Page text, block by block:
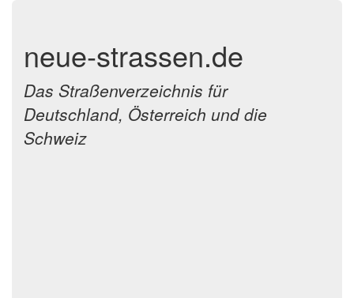
neue-strassen.de
Das Straßenverzeichnis für
Deutschland, Österreich und die
Schweiz